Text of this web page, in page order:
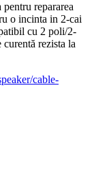
repararea
o incinta in 2-cai
cu 2 poli/2-
rezista la
cable-